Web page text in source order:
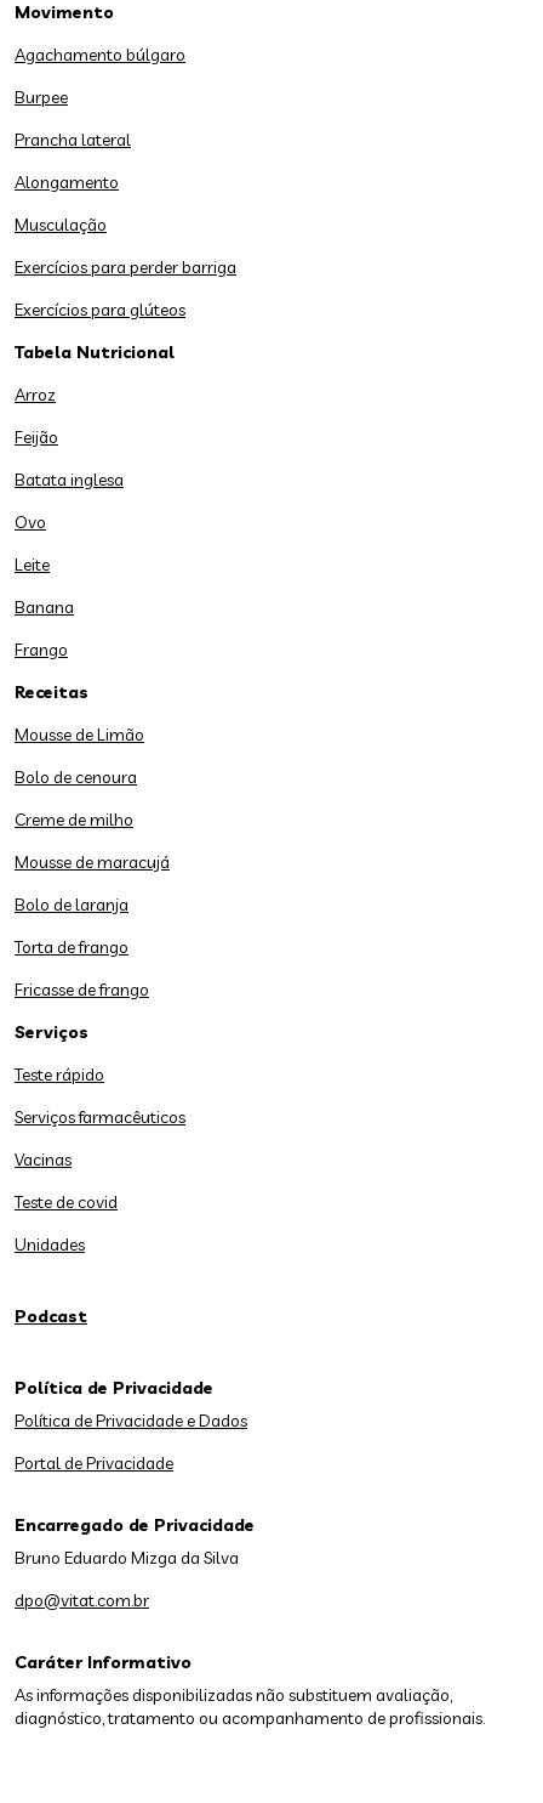
Movimento
Agachamento búlgaro
Burpee
Prancha lateral
Alongamento
Musculação
Exercícios para perder barriga
Exercícios para glúteos
Tabela Nutricional
Arroz
Feijão
Batata inglesa
Ovo
Leite
Banana
Frango
Receitas
Mousse de Limão
Bolo de cenoura
Creme de milho
Mousse de maracujá
Bolo de laranja
Torta de frango
Fricasse de frango
Serviços
Teste rápido
Serviços farmacêuticos
Vacinas
Teste de covid
Unidades
Podcast
Caráter Informativo
As informações disponibilizadas não substituem avaliação,
diagnóstico, tratamento ou acompanhamento de profissionais.
Política de Privacidade
Política de Privacidade e Dados
Portal de Privacidade
Encarregado de Privacidade
Bruno Eduardo Mizga da Silva
dpo@vitat.com.br